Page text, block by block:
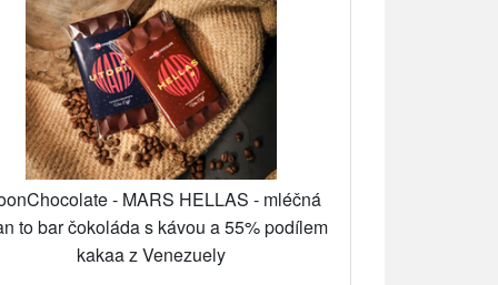
- MARS HELLAS - mléčná
to bar čokoláda s kávou a 55% podílem
kakaa z Venezuely